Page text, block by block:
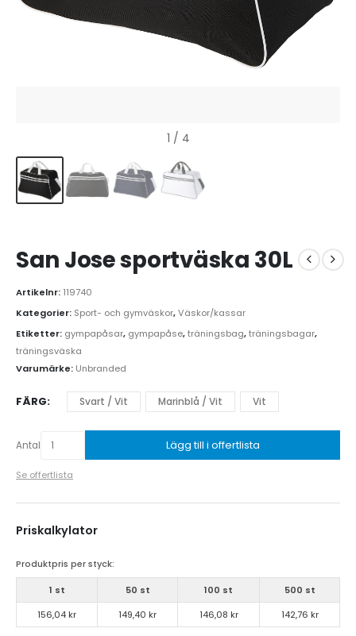
1 / 4
San Jose sportväska 30L
Artikelnr: 119740
Kategorier: Sport- och gymväskor,Väskor/kassar
Etiketter: gympapåsar, gympapåse,träningsbag,träningsbagar,
träningsväska
Varumärke: Unbranded
FÄRG Svart / Vit Marinblå / Vit Vit
Antal Lägg till i offertlista
Se offertlista
Priskalkylator
Produktpris per styck:
1 st 50 st 100 st
500 st
156,04 kr
149,40 kr 146,08 kr 142,76 kr